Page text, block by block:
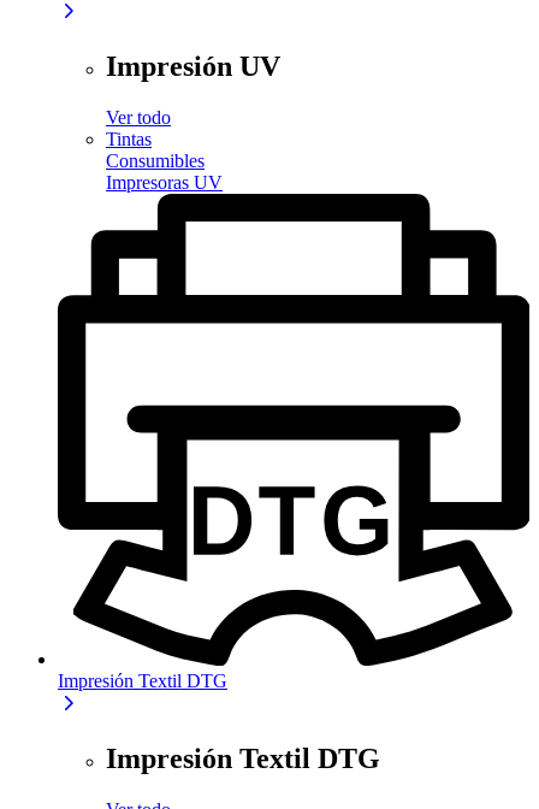
Impresión UV
Ver todo
Tintas
Consumibles
Impresoras UV
Impresión Textil DTG
Impresión Textil DTG